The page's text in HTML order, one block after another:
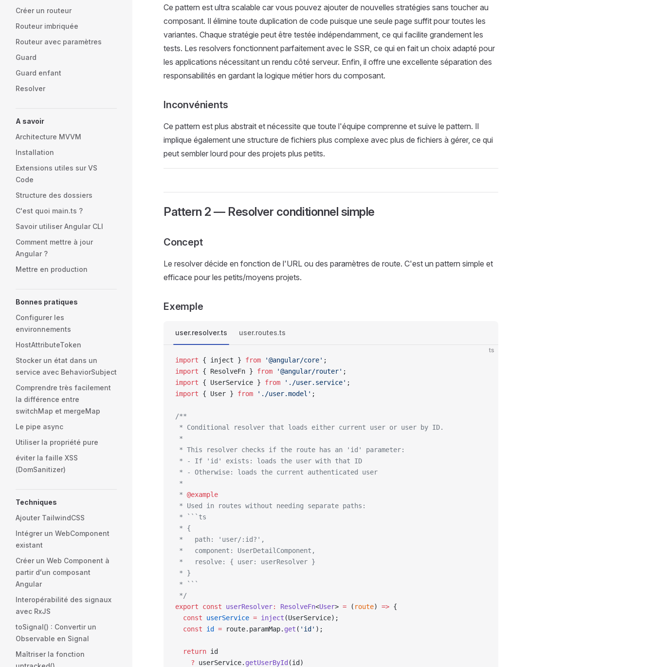
Créer un routeur
Routeur imbriquée
Routeur avec paramètres
Guard
Guard enfant
Resolver
A savoir
Architecture MVVM
Installation
Extensions utiles sur VS
Code
Structure des dossiers
C'est quoi main.ts ?
Savoir utiliser Angular CLI
Comment mettre à jour
Angular ?
Mettre en production
Bonnes pratiques
Configurer les
environnements
HostAttributeToken
Stocker un état dans un
service avec BehaviorSubject
Comprendre très facilement
la différence entre
switchMap et mergeMap
Le pipe async
Utiliser la propriété pure
éviter la faille XSS
(DomSanitizer)
Techniques
Ajouter TailwindCSS
Intégrer un WebComponent
existant
Créer un Web Component à
partir d'un composant
Angular
Interopérabilité des signaux
avec RxJS
toSignal() : Convertir un
Observable en Signal
Maîtriser la fonction
Ce pattern est ultra scalable car vous pouvez ajouter de nouvelles stratégies sans toucher au
composant. Il élimine toute duplication de code puisque une seule page suffit pour toutes les
variantes. Chaque stratégie peut être testée indépendamment, ce qui facilite grandement les
tests. Les resolvers fonctionnent parfaitement avec le SSR, ce qui en fait un choix adapté pour
les applications nécessitant un rendu côté serveur. Enfin, il offre une excellente séparation des
responsabilités en gardant la logique métier hors du composant.
Inconvénients
Ce pattern est plus abstrait et nécessite que toute l'équipe comprenne et suive le pattern. Il
implique également une structure de fichiers plus complexe avec plus de fichiers à gérer, ce qui
peut sembler lourd pour des projets plus petits.
Pattern 2 — Resolver conditionnel simple
Concept
Le resolver décide en fonction de l'URL ou des paramètres de route. C'est un pattern simple et
efficace pour les petits/moyens projets.
Exemple
user.resolver.ts user.routes.ts
ts
import { inject } from '@angular/core' ;
import { ResolveFn } from '@angular/router' ;
import { UserService } from './user.service' ;
import { User } from './user.model' ;
/**
* Conditional resolver that loads either current user or user by ID.
*
* This resolver checks if the route has an 'id' parameter:
* - If 'id' exists: loads the user with that ID
* - Otherwise: loads the current authenticated user
*
* @example
* Used in routes without needing separate paths:
* ```ts
* {
*   path: 'user/:id?',
*   component: UserDetailComponent,
*   resolve: { user: userResolver }
* }
* ```
*/
export const userResolver: ResolveFn<User> = ( route) => {
  const
userService = inject (UserService);
  const
id = route.paramMap. get ( 'id' );
  return
id
    ?
userService. getUserById (id)